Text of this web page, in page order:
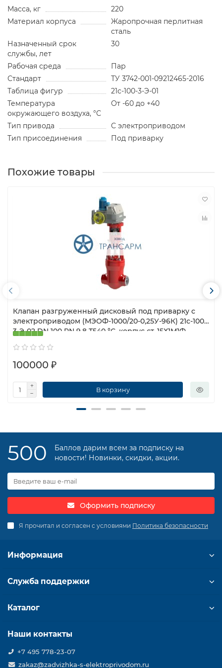
Масса, кг
220
Материал корпуса
Жаропрочная перлитная
сталь
Назначенный срок
службы, лет
30
Рабочая среда
Пар
Стандарт
ТУ 3742-001-09212465-2016
Таблица фигур
21с-100-3-Э-01
Температура
окружающего воздуха, °С
От -60 до +40
Тип привода
С электроприводом
Тип присоединения
Под приварку
Похожие товары
Клапан разгруженный дисковый под приварку с
электроприводом (МЭОФ-1000/20-0,25У-96К) 21с-100-
3-Э-02 DN 100 PN 9,8 Т540 °С, корпус ст. 15Х1М1Ф
100000 ₽
В корзину
500
Баллов дарим всем за подписку на
новости! Новинки, скидки, акции.
Оформить подписку
Я прочитал и согласен с условиями Политика безопасности
Информация
Служба поддержки
Каталог
Наши контакты
+7 495 778-23-07
zakaz@zadvizhka-s-elektroprivodom.ru